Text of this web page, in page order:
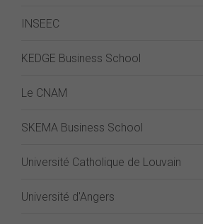
INSEEC
KEDGE Business School
Le CNAM
SKEMA Business School
Université Catholique de Louvain
Université d'Angers